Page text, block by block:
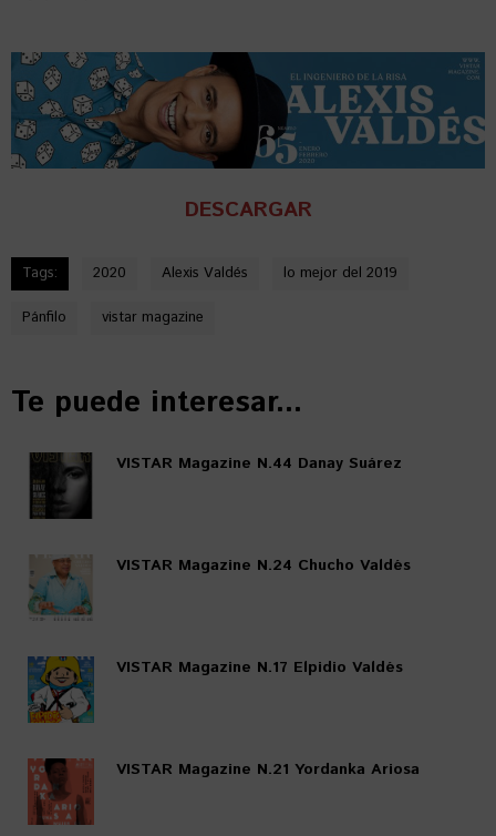
DESCARGAR
Tags: 2020 Alexis Valdés lo mejor del 2019
Pánfilo vistar magazine
Te puede interesar...
VISTAR Magazine N.44 Danay Suárez
VISTAR Magazine N.24 Chucho Valdés
VISTAR Magazine N.17 Elpidio Valdés
VISTAR Magazine N.21 Yordanka Ariosa